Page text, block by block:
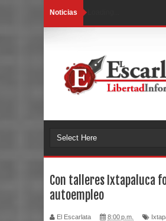
Noticias
Con talleres Ixtapaluca
autoempleo
El Escarlata 8:00 p.m.